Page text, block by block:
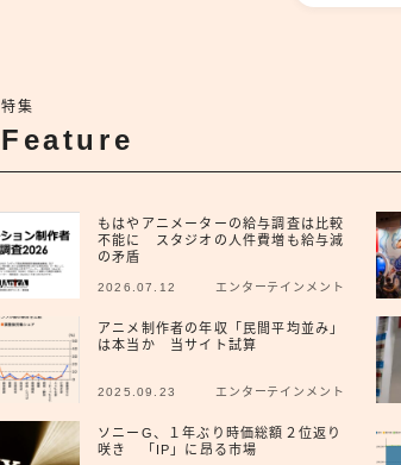
特集
Feature
もはやアニメーターの給与調査は比較
不能に スタジオの人件費増も給与減
の矛盾
2026.07.12 エンターテインメント
アニメ制作者の年収「民間平均並み」
は本当か 当サイト試算
2025.09.23 エンターテインメント
ソニーG、１年ぶり時価総額２位返り
咲き 「IP」に昂る市場